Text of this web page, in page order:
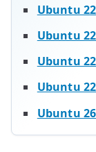
Ubuntu
Ubuntu
Ubuntu
Ubuntu
Ubuntu